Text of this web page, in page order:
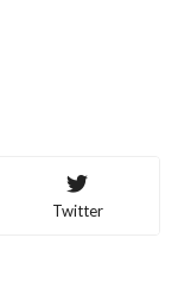
Twitter